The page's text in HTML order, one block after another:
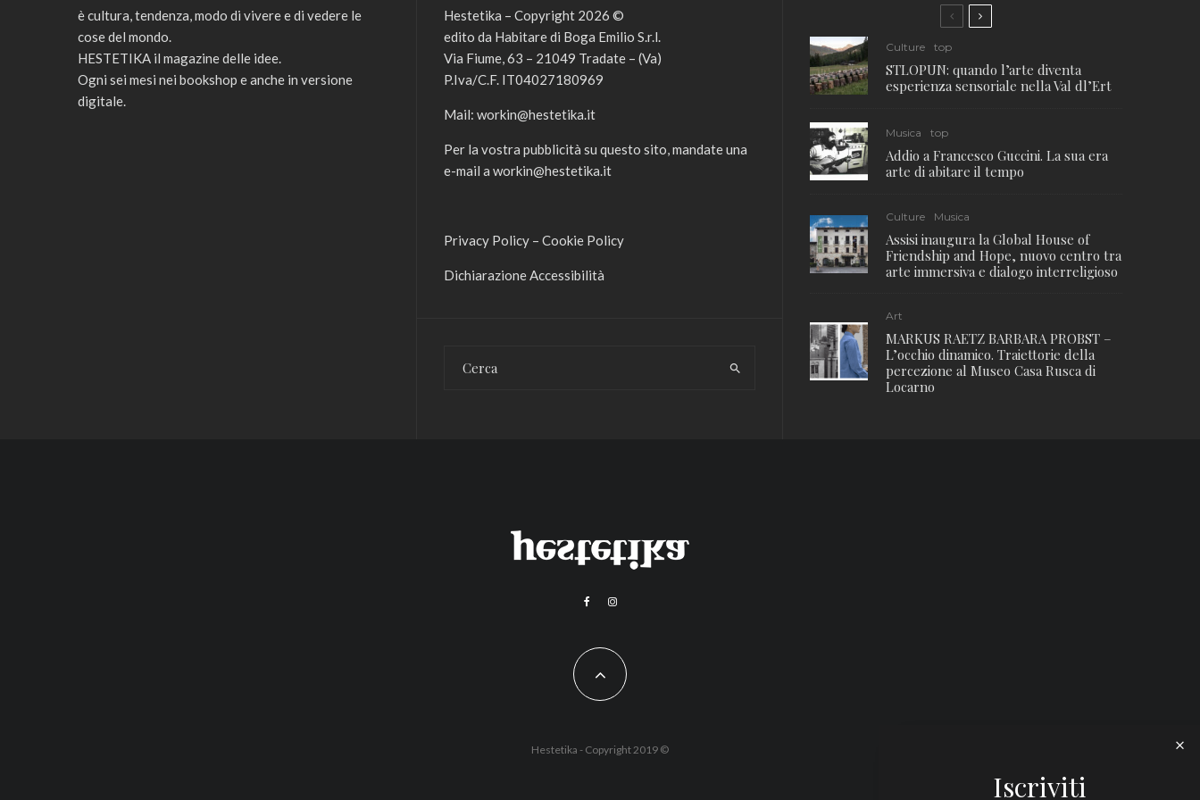
è cultura, tendenza, modo di vivere e di vedere le
cose del mondo.
HESTETIKA il magazine delle idee.
Ogni sei mesi nei bookshop e anche in versione
digitale.
Hestetika – Copyright 2026 ©
edito da Habitare di Boga Emilio S.r.l.
Via Fiume, 63 – 21049 Tradate – (Va)
P.Iva/C.F. IT04027180969
Mail: workin@hestetika.it
Per la vostra pubblicità su questo sito, mandate una
e-mail a workin@hestetika.it
Privacy Policy – Cookie Policy
Dichiarazione Accessibilità
Culture top
STLOPUN: quando l’arte diventa
esperienza sensoriale nella Val dl’Ert
Musica top
Addio a Francesco Guccini. La sua era
arte di abitare il tempo
Culture Musica
Assisi inaugura la Global House of
Friendship and Hope, nuovo centro tra
arte immersiva e dialogo interreligioso
Art
MARKUS RAETZ BARBARA PROBST –
L’occhio dinamico. Traiettorie della
percezione al Museo Casa Rusca di
Locarno
Hestetika - Copyright 2019 ©
Iscriviti